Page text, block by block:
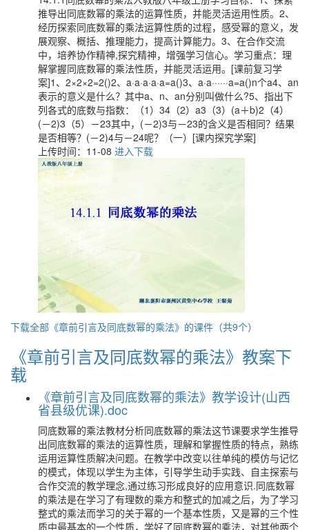
推导出同底数幂的乘法的运算性质，并能灵活运用性质。2、
经历探索同底数幂的乘法运算性质的过程，感受幂的意义，发
展观察、概括、推理能力，提高计算能力。3、在合作交流
中，培养协作精神,探究精神，增强学习信心。学习重点：理
解掌握同底数幂的乘法性质，并能灵活运用。[课前复习学
案]1、2×2×2=2()2、a·a·a·a·a=a()3、a·a······a=a()n个a4、an
表示的意义是什么？其中a、n、an分别叫做什么?5、指出下
列各式的底数与指数：（1）34（2）a3（3）(a＋b)2（4）
(－2)3（5）－23其中，(－2)3与－23的含义是否相同？结果
是否相等？(－2)4与－24呢？（一）[课内探究学案]
上传时间：11-08 进入下载
下载全部《章前引言及同底数幂的乘法》的课件（共9个）
《章前引言及同底数幂的乘法》教案下
载
《章前引言及同底数幂的乘法》教学设计(山西
省县级优课).doc
同底数幂的乘法教材分析同底数幂的乘法这节课要求学生推导
出同底数幂的乘法的运算性质，理解和掌握性质的特点，熟练
运用运算性质解决问题。在教学中改变以往单纯的模仿与记忆
的模式，体现以学生为主体，引导学生动手实践、自主探索与
合作交流的教学理念,通过练习形成良好的应用意识.同底数幂
的乘法是在学习了有理数的乘方和整式的加减之后，为了学习
整式的乘法而学习的关于幂的一个基本性质，又是幂的三个性
质中最基本的一个性质，学好了同底数幂的乘法，对其他两个